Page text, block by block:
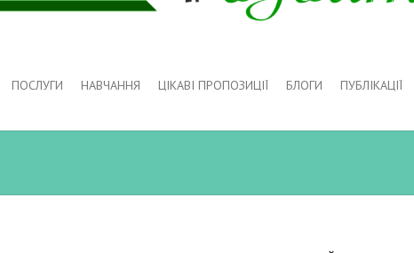
ПОСЛУГИ НАВЧАННЯ ЦІКАВІ ПРОПОЗИЦІЇ БЛОГИ ПУБЛІКАЦІЇ